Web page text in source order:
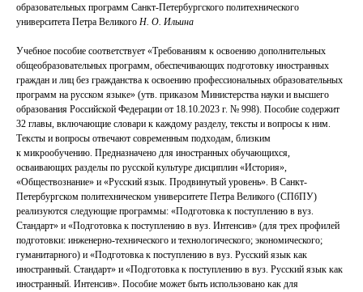
образовательных программ Санкт-Петербургского политехнического
университета Петра Великого Н. О. Ильина
Учебное пособие соответствует «Требованиям к освоению дополнительных
общеобразовательных программ, обеспечивающих подготовку иностранных
граждан и лиц без гражданства к освоению профессиональных образовательных
программ на русском языке» (утв. приказом Министерства науки и высшего
образования Российской Федерации от 18.10.2023 г. № 998). Пособие содержит
32 главы, включающие словари к каждому разделу, тексты и вопросы к ним.
Тексты и вопросы отвечают современным подходам, близким
к микрообучению. Предназначено для иностранных обучающихся,
осваивающих разделы по русской культуре дисциплин «История»,
«Обществознание» и «Русский язык. Продвинутый уровень». В Санкт-
Петербургском политехническом университете Петра Великого (СПбПУ)
реализуются следующие программы: «Подготовка к поступлению в вуз.
Стандарт» и «Подготовка к поступлению в вуз. Интенсив» (для трех профилей
подготовки: ​инженерно-технического и технологического; экономического;
гуманитарного) и «Подготовка к поступлению в вуз. Русский язык как
иностранный. Стандарт» и «Подготовка к поступлению в вуз. Русский язык как
иностранный. Интенсив». Пособие может быть использовано как для